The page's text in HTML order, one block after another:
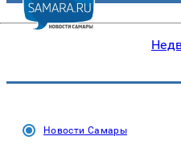
Новости Самары